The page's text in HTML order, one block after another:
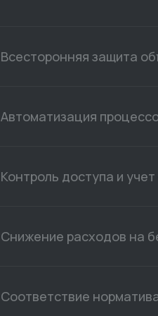
Всесторонняя защита
Автоматизация
Контроль доступа и
Снижение расходов на
Соответствие